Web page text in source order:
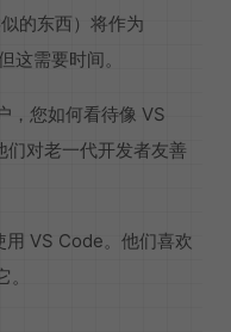
的东西）将作为
这需要时间。
，您如何看待像 VS
对老一代开发者友善
VS Code。他们喜欢